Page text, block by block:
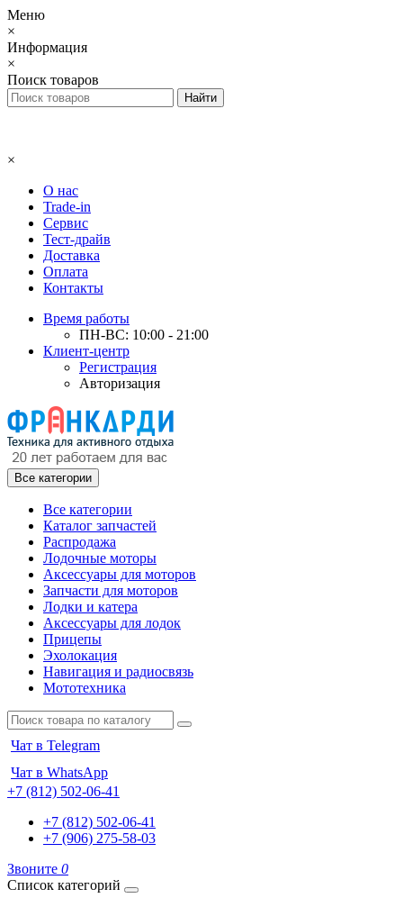
Меню
×
Информация
×
Поиск товаров
×
О нас
Trade-in
Сервис
Тест-драйв
Доставка
Оплата
Контакты
Время работы
ПН-ВС: 10:00 - 21:00
Клиент-центр
Регистрация
Авторизация
Все категории
Все категории
Каталог запчастей
Распродажа
Лодочные моторы
Аксессуары для моторов
Запчасти для моторов
Лодки и катера
Аксессуары для лодок
Прицепы
Эхолокация
Навигация и радиосвязь
Мототехника
Чат в Telegram
Чат в WhatsApp
+7 (812) 502-06-41
+7 (812) 502-06-41
+7 (906) 275-58-03
Звоните 0
Список категорий